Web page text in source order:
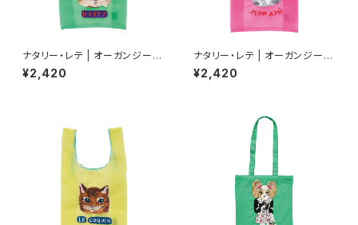
ナタリー・レテ | オーガンジーバ
ッグ S ブルーアイ | Organdy
Bag S Blue eye
¥2,420
ナタリー・レテ | オーガンジーバ
ッグ S グレーキャット | Organd
y Bag S Gray cat
¥2,420